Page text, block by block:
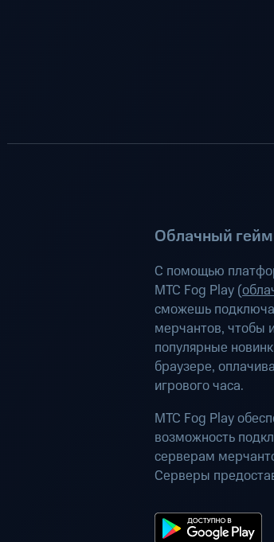
Облачный
С помощью
МТС Fog Play (
сможешь
мерчантов, чтобы
популярные
браузере,
игрового часа.
МТС Fog Play
возможность
серверам
Серверы